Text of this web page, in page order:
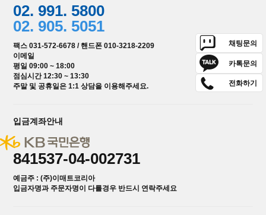
02. 991. 5800
02. 905. 5051
팩스 031-572-6678 / 핸드폰 010-3218-2209
이메일
평일 09:00 ~ 18:00
점심시간 12:30 ~ 13:30
주말 및 공휴일은 1:1 상담을 이용해주세요.
채팅문의
카톡문의
전화하기
입금계좌안내
841537-04-002731
예금주 : (주)이매트코리아
입금자명과 주문자명이 다를경우 반드시 연락주세요